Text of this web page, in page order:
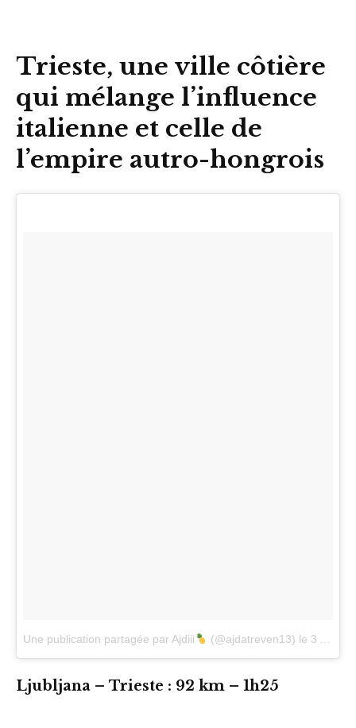
Trieste, une ville côtière
qui mélange l’influence
italienne et celle de
l’empire autro-hongrois
Une publication partagée par Ajdiii (@ajdatreven13) le 3 Avril 2017 à 12h31 PDT
Ljubljana – Trieste : 92 km – 1h25